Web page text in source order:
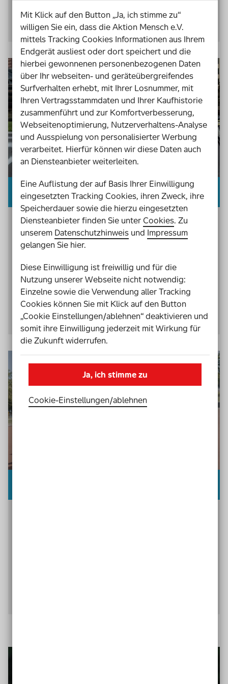
Mehr über den Verein erfahren
Gemeinsam Hindernisse überwinden
Beim Parkour geht es für den Jannis Geiger,
Parkour-Trainer beiParkourONEin Berlin mit
Hörbehinderung, vor allem um Gemeinschaft und
Behinderung und vermittelt so, dass gemeinsam
alle Hürden überwunden werden können.
Video ansehen
Mit Klick auf den Button „Ja, ich stimme zu“
willigen Sie ein, dass die Aktion Mensch e.V.
mittels Tracking Cookies Informationen aus Ihrem
Endgerät ausliest oder dort speichert und die
hierbei gewonnenen personenbezogenen Daten
über Ihr webseiten- und geräteübergreifendes
Surfverhalten erhebt, mit Ihrer Losnummer, mit
Ihren Vertragsstammdaten und Ihrer Kaufhistorie
zusammenführt und zur Komfortverbesserung,
Webseitenoptimierung, Nutzerverhaltens-Analyse
und Ausspielung von personalisierter Werbung
verarbeitet. Hierfür können wir diese Daten auch
an Diensteanbieter weiterleiten.
Eine Auflistung der auf Basis Ihrer Einwilligung
eingesetzten Tracking Cookies, ihren Zweck, ihre
Speicherdauer sowie die hierzu eingesetzten
Diensteanbieter finden Sie unterCookies. Zu
unserem Datenschutzhinweis und Impressum
gelangen Sie hier.
Diese Einwilligung ist freiwillig und für die
Nutzung unserer Webseite nicht notwendig:
Einzelne sowie die Verwendung aller Tracking
Cookies können Sie mit Klick auf den Button
„Cookie Einstellungen/ablehnen“ deaktivieren und
somit ihre Einwilligung jederzeit mit Wirkung für
die Zukunft widerrufen.
Ja, ich stimme zu
Cookie-Einstellungen­/­ablehnen